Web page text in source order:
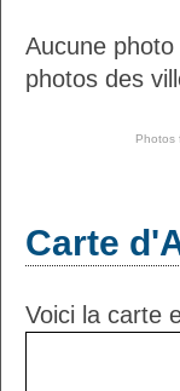
Aucune
photos des
Photos
Carte
Voici la carte